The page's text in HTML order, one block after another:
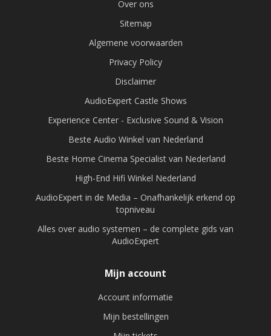
Over ons
Sitemap
Algemene voorwaarden
Privacy Policy
Disclaimer
AudioExpert Castle Shows
Experience Center - Exclusive Sound & Vision
Beste Audio Winkel van Nederland
Beste Home Cinema Specialist van Nederland
High-End Hifi Winkel Nederland
AudioExpert in de Media – Onafhankelijk erkend op
topniveau
Alles over audio systemen – de complete gids van
AudioExpert
Mijn account
Account informatie
Mijn bestellingen